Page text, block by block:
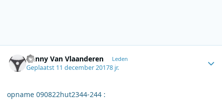
Danny Van Vlaanderen Leden
Geplaatst 11 december 20178 jr.
opname 090822hut2344-244 :